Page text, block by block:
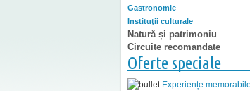
Gastronomie
Instituţii culturale
Natură și patrimoniu
Circuite recomandate
Oferte speciale
Experiențe memorabile